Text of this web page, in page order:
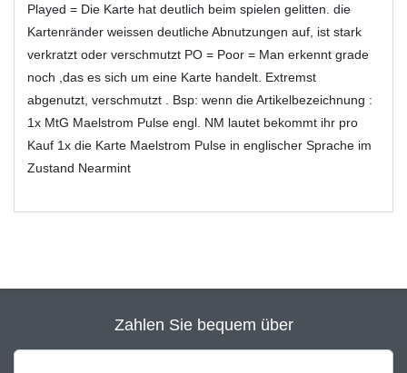
Played = Die Karte hat deutlich beim spielen gelitten. die
Kartenränder weissen deutliche Abnutzungen auf, ist stark
verkratzt oder verschmutzt PO = Poor = Man erkennt grade
noch ,das es sich um eine Karte handelt. Extremst
abgenutzt, verschmutzt . Bsp: wenn die Artikelbezeichnung :
1x MtG Maelstrom Pulse engl. NM lautet bekommt ihr pro
Kauf 1x die Karte Maelstrom Pulse in englischer Sprache im
Zustand Nearmint
Zahlen Sie bequem über